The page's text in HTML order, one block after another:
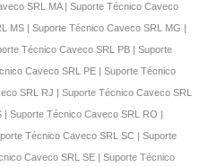
SRL MA | Suporte Técnico Caveco
MS | Suporte Técnico Caveco SRL MG |
Técnico Caveco SRL PB | Suporte
Caveco SRL PE | Suporte Técnico
SRL RJ | Suporte Técnico Caveco SRL
Suporte Técnico Caveco SRL RO |
Técnico Caveco SRL SC | Suporte
Caveco SRL SE | Suporte Técnico